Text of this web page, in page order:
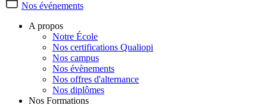
Nos événements
A propos
Notre École
Nos certifications Qualiopi
Nos campus
Nos évènements
Nos offres d'alternance
Nos diplômes
Nos Formations